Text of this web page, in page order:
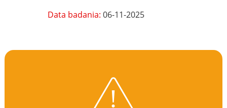
Data badania:06-11-2025